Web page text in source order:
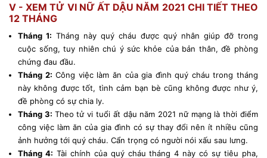
V - XEM TỬ VI NỮ ẤT DẬU NĂM 2021 CHI TIẾT THEO
12 THÁNG
Tháng 1: Tháng này quý cháu được quý nhân giúp đỡ trong
cuộc sống, tuy nhiên chú ý sức khỏe của bản thân, đề phòng
chứng đau đầu.
Tháng 2: Công việc làm ăn của gia đình quý cháu trong tháng
này không được tốt, tình cảm bạn bè cũng không được như ý,
đề phòng có sự chia ly.
Tháng 3: Theo tử vi tuổi ất dậu năm 2021 nữ mạng là thời điểm
công việc làm ăn của gia đình có sự thay đổi nên ít nhiều cũng
ảnh hưởng tới quý cháu. Cẩn trọng có người nói xấu sau lưng.
Tháng 4: Tài chính của quý cháu tháng 4 này có sự tiêu pha,